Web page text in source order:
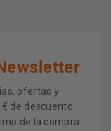
ofertas y
de descuento
de la compra